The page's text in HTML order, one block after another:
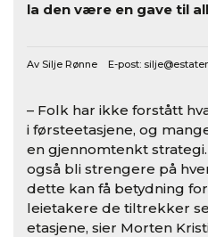
la den være en gave til
Av Silje Rønne E-post:
– Folk har ikke forstått
i førsteetasjene, og
en gjennomtenkt
også bli strengere på
dette kan få betydning
leietakere de tiltrekker
etasjene, sier Morten